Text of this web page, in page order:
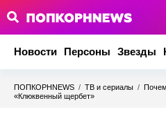
Новости Персоны Звезды
ПОПКОРНNEWS / ТВ и сериалы /
«Клюквенный щербет»